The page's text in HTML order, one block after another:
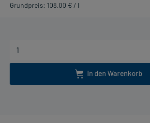
Grundpreis: 108,00 € / l
In den Warenkorb